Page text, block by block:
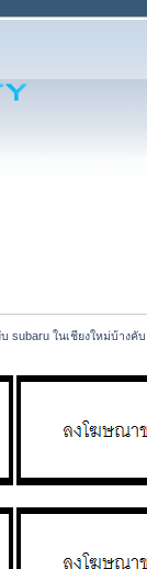
subaru ในเชียงใหม่บ้างคับ